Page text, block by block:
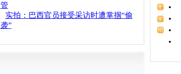
管
实拍：巴西官员接受采访时遭掌掴“偷
袭”